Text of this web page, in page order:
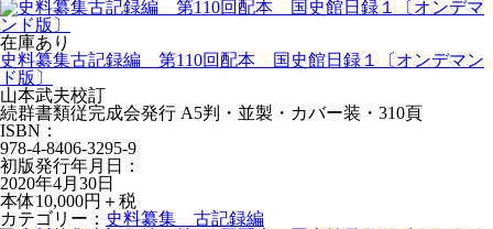
在庫あり
史料纂集古記録編 第110回配本 国史館日録１〔オンデマン
ド版〕
山本武夫校訂
続群書類従完成会発行 A5判・並製・カバー装・310頁
ISBN：
978-4-8406-3295-9
初版発行年月日：
2020年4月30日
本体10,000円＋税
カテゴリー： 史料纂集 古記録編